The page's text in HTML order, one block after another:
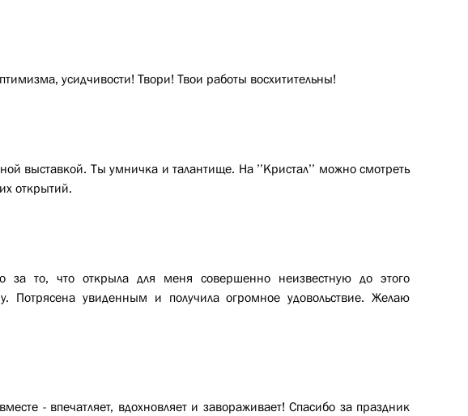
усидчивости! Твори! Твои работы восхитительны!
выставкой. Ты умничка и талантище. На ’’Кристал’’ можно смотреть
открытий.
за то, что открыла для меня совершенно неизвестную до этого
Потрясена увиденным и получила огромное удовольствие. Желаю
- впечатляет, вдохновляет и завораживает! Спасибо за праздник